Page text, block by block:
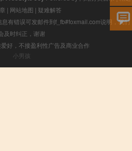
| 网站地图 | 疑难解答
有错误可发邮件到f_fb#foxmail.com说明，我们
及时纠正，谢谢
好，不接盈利性广告及商业合作
小男孩